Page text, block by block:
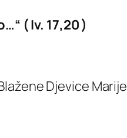
( Iv. 17,20 )
Djevice Marije